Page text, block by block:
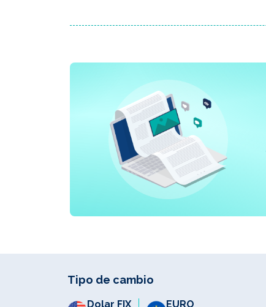
Tipo de cambio
Dolar FIX EURO
SOFR1M